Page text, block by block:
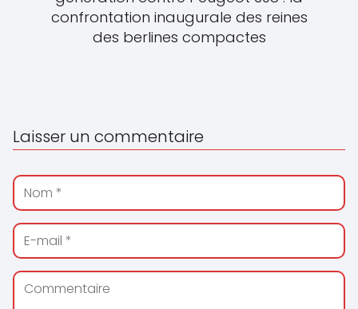
confrontation inaugurale des reines
des berlines compactes
Laisser un commentaire